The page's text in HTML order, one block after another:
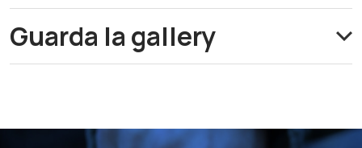
Guarda la gallery